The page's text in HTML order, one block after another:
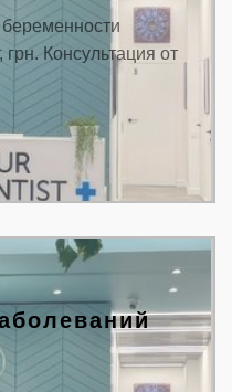
беременности
Консультация от